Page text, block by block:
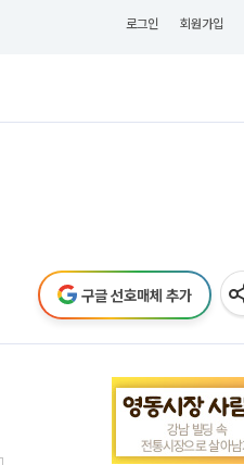
로그인 회원가입
구글 선호매체 추가